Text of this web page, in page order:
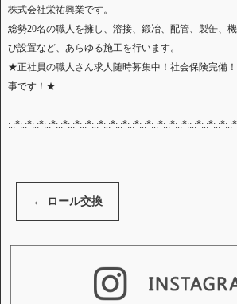
株式会社栄祐興業です。
総勢20名の職人を擁し、溶接、鍛冶、配管、製缶、
び設置など、あらゆる施工を行います。
★正社員の職人さん求人随時募集中！社会保険完備
事です！★
← ロール交換